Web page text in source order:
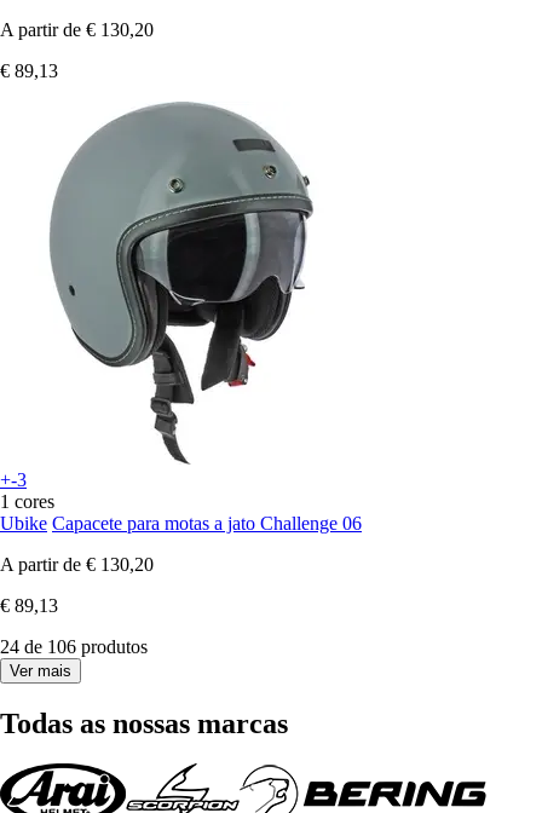
A partir de € 130,20
€ 89,13
+-3
1 cores
Ubike Capacete para motas a jato Challenge 06
A partir de € 130,20
€ 89,13
24 de 106 produtos
Ver mais
Todas as nossas marcas